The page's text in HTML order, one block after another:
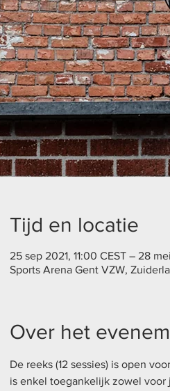
Tijd en locatie
25 sep 2021, 11:00 CEST – 28
Sports Arena Gent VZW,
Over het
De reeks (12 sessies) is open
is enkel toegankelijk zowel voor